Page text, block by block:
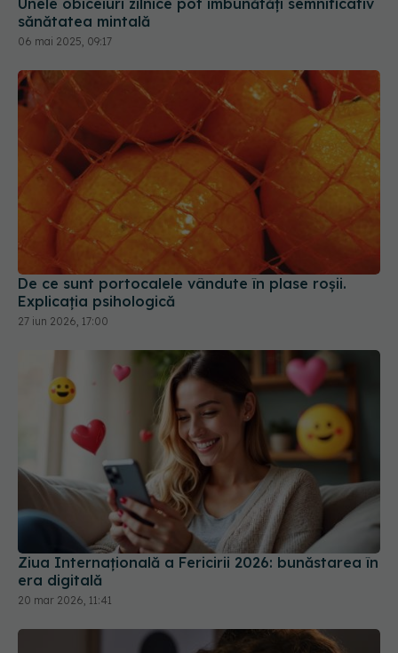
06 mai 2025, 09:17
De ce sunt portocalele vândute în plase roșii.
Explicația psihologică
27 iun 2026, 17:00
Ziua Internațională a Fericirii 2026: bunăstarea în
era digitală
20 mar 2026, 11:41